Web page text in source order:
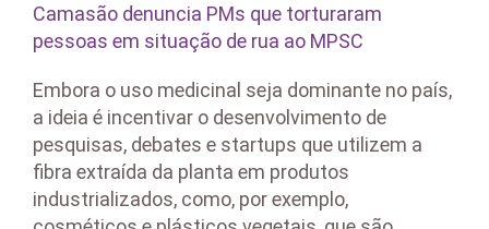
Camasão denuncia PMs que torturaram
pessoas em situação de rua ao MPSC
Embora o uso medicinal seja dominante no país,
a ideia é incentivar o desenvolvimento de
pesquisas, debates e startups que utilizem a
fibra extraída da planta em produtos
industrializados, como, por exemplo,